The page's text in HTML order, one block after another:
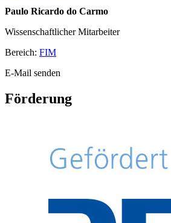
Paulo Ricardo do Carmo
Wissenschaftlicher Mitarbeiter
Bereich: FIM
E-Mail senden
Förderung